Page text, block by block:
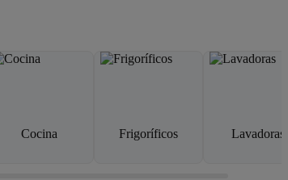
Cocina Frigoríficos Lavadoras